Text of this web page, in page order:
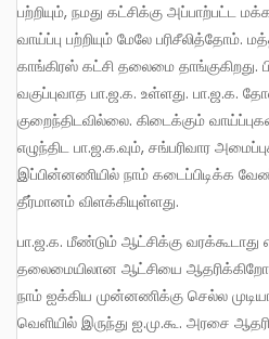
பற்றியும், நமது கட்சிக்கு அப்பாற்பட்ட
வாய்ப்பு பற்றியும் மேலே பரிசீலித்தோம்.
காங்கிரஸ் கட்சி தலைமை தாங்குகிறது.
வகுப்புவாத பா.ஜ.க. உள்ளது. பா.ஜ.க.
குறைந்திடவில்லை. கிடைக்கும்
எழுந்திட பா.ஜ.க.வும், சங்பரிவார
இப்பின்னணியில் நாம் கடைப்பிடிக்க
தீர்மானம் விளக்கியுள்ளது.
பா.ஜ.க. மீண்டும் ஆட்சிக்கு வரக்கூடாது என்பதற்காக காங்கிரஸ் கட்சி
தலைமையிலான ஆட்சியை
நாம் ஐக்கிய முன்னணிக்கு செல்ல
வெளியில் இருந்து ஐ.மு.கூ. அரசை